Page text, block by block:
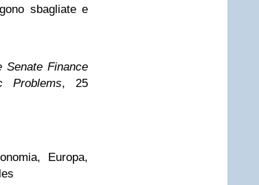
sbagliate e
Senate Finance
Problems, 25
Europa,